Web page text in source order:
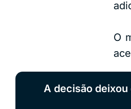
O
A decisão